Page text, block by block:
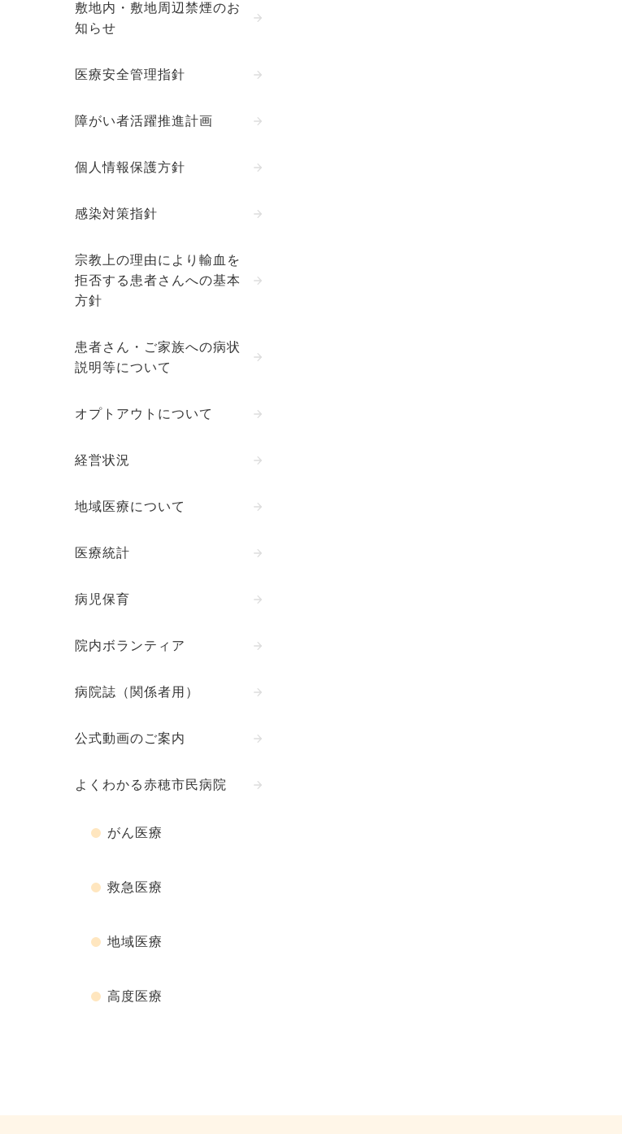
敷地内・敷地周辺禁煙のお
知らせ
医療安全管理指針
障がい者活躍推進計画
個人情報保護方針
感染対策指針
宗教上の理由により輸血を
拒否する患者さんへの基本
方針
患者さん・ご家族への病状
説明等について
オプトアウトについて
経営状況
地域医療について
医療統計
病児保育
院内ボランティア
病院誌（関係者用）
公式動画のご案内
よくわかる赤穂市民病院
がん医療
救急医療
地域医療
高度医療